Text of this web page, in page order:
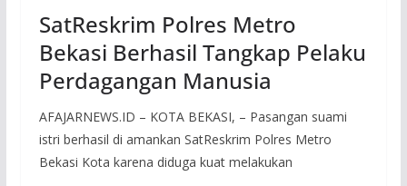
SatReskrim Polres Metro
Bekasi Berhasil Tangkap Pelaku
Perdagangan Manusia
AFAJARNEWS.ID – KOTA BEKASI, – Pasangan suami
istri berhasil di amankan SatReskrim Polres Metro
Bekasi Kota karena diduga kuat melakukan